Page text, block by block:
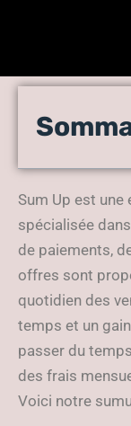
Opter
petit
Sum Up est une
spécialisée
de paiements,
offres sont
quotidien des
temps et un
passer du
des frais
Voici notre